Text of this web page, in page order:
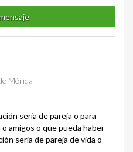
Mérida
seria de pareja o para
amigos o que pueda haber
seria de pareja de vida o